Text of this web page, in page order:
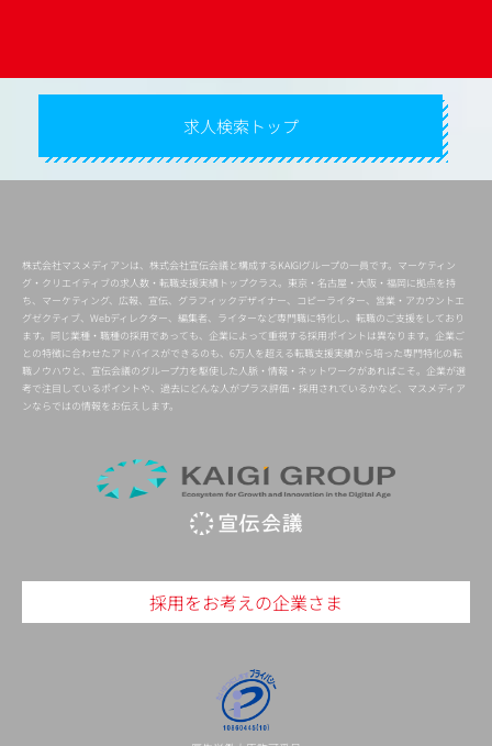
求人検索トップ
株式会社マスメディアンは、株式会社宣伝会議と構成するKAIGIグループの一員です。マーケティン
グ・クリエイティブの求人数・転職支援実績トップクラス。東京・名古屋・大阪・福岡に拠点を持
ち、マーケティング、広報、宣伝、グラフィックデザイナー、コピーライター、営業・アカウントエ
グゼクティブ、Webディレクター、編集者、ライターなど専門職に特化し、転職のご支援をしており
ます。同じ業種・職種の採用であっても、企業によって重視する採用ポイントは異なります。企業ご
との特徴に合わせたアドバイスができるのも、6万人を超える転職支援実績から培った専門特化の転
職ノウハウと、宣伝会議のグループ力を駆使した人脈・情報・ネットワークがあればこそ。企業が選
考で注目しているポイントや、過去にどんな人がプラス評価・採用されているかなど、マスメディア
ンならではの情報をお伝えします。
採用をお考えの企業さま